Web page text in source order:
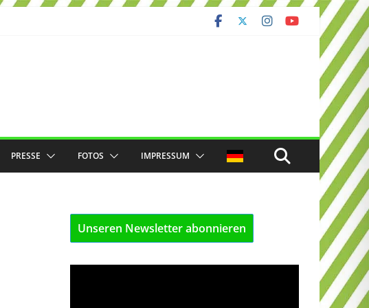
PRESSE FOTOS IMPRESSUM
Unseren Newsletter abonnieren